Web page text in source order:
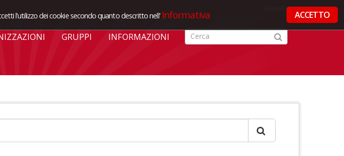
l'utilizzo dei cookie secondo quanto descritto nell' Informativa ACCETTO
GRUPPI INFORMAZIONI